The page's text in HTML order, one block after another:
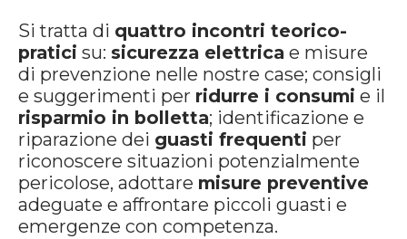
Si tratta di quattro incontri teorico-
pratici su: sicurezza elettrica e misure
di prevenzione nelle nostre case; consigli
e suggerimenti per ridurre i consumi e il
risparmio in bolletta; identificazione e
riparazione dei guasti frequenti per
riconoscere situazioni potenzialmente
pericolose, adottare misure preventive
adeguate e affrontare piccoli guasti e
emergenze con competenza.